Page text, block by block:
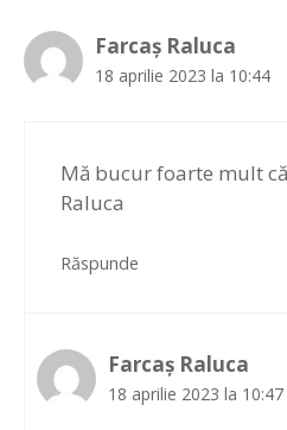
Farcaș Raluca
18 aprilie 2023 la 10:44
Mă bucur foarte mult
Raluca
Răspunde
Farcaș Raluca
18 aprilie 2023 la 10:47